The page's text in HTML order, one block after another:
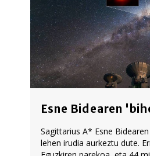
Esne Bidearen
Sagittarius A* Esne
lehen irudia aurkeztu dute.